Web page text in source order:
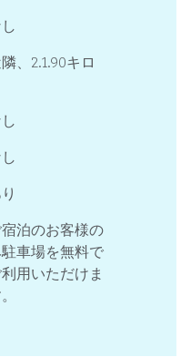
、2.1.90キロ
泊のお客様の
車場を無料で
用いただけま